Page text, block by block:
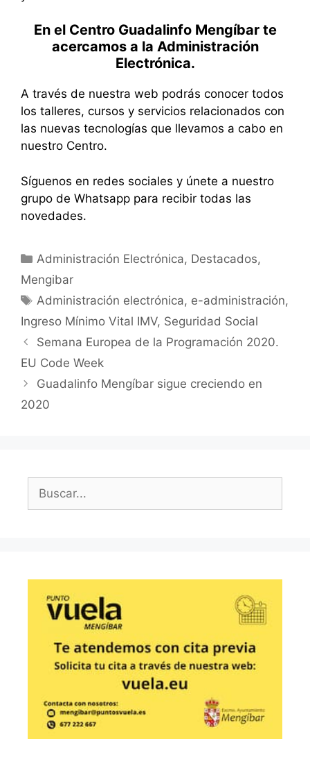
En el Centro Guadalinfo Mengíbar te
acercamos a la Administración
Electrónica.
A través de nuestra web podrás conocer todos
los talleres, cursos y servicios relacionados con
las nuevas tecnologías que llevamos a cabo en
nuestro Centro.
Síguenos en redes sociales y únete a nuestro
grupo de Whatsapp para recibir todas las
novedades.
Categorías
Administración Electrónica, Destacados,
Mengibar
Etiquetas
Administración electrónica, e-administración,
Ingreso Mínimo Vital IMV, Seguridad Social
Semana Europea de la Programación 2020.
EU Code Week
Guadalinfo Mengíbar sigue creciendo en
2020